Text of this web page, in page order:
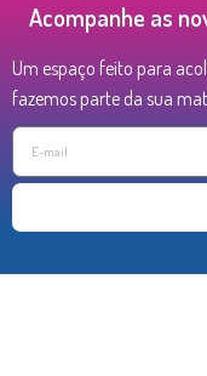
Acompanhe as
Um espaço feito para
fazemos parte da sua